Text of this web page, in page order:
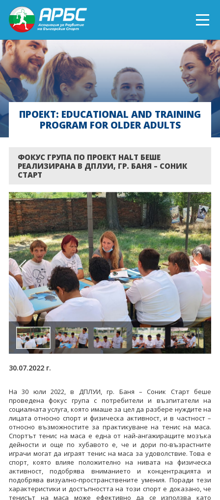
ENGLISH
СПОРТ БЛИЗО ДО ТЕБ
ТЕКУЩИ ПРОЕКТИ
ОНЛАЙН ОБУЧЕНИЯ
ПРОЕКТ: EDUCATIONAL AND TRAINING
PROGRAM FOR OLDER ADULTS
ФОКУС ГРУПА ПО ПРОЕКТ HALT БЕШЕ
РЕАЛИЗИРАНА В ДПЛУИ, ГР. БАНЯ – СОНИК
СТАРТ
30.07.2022 г.
На 30 юли 2022, в ДПЛУИ, гр. Баня – Соник Старт беше
проведена фокус група с потребители и възпитатели на
социалната услуга, която имаше за цел да разбере нуждите на
лицата относно спорт и физическа активност, и в частност –
относно възможностите за практикуване на тенис на маса.
Спортът тенис на маса е една от най-ангажиращите мозъка
дейности и още по хубавото е, че и дори по-възрастните
играчи могат да играят тенис на маса за удоволствие. Това е
спорт, която влияе положително на нивата на физическа
активност, подобрява вниманието и концентрацията и
подобрява визуално-пространствените умения. Поради тези
характеристики и достъпността на този спорт е доказано, че
тенисът на маса може ефективно да се използва като